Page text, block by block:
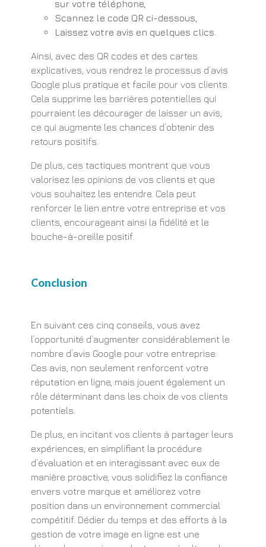
sur votre téléphone,
Scannez le code QR ci-dessous,
Laissez votre avis en quelques clics.
Ainsi, avec des QR codes et des cartes
explicatives, vous rendrez le processus d’avis
Google plus pratique et facile pour vos clients.
Cela supprime les barrières potentielles qui
pourraient les décourager de laisser un avis,
ce qui augmente les chances d’obtenir des
retours positifs.
De plus, ces tactiques montrent que vous
valorisez les opinions de vos clients et que
vous souhaitez les entendre. Cela peut
renforcer le lien entre votre entreprise et vos
clients, encourageant ainsi la fidélité et le
bouche-à-oreille positif.
Conclusion
En suivant ces cinq conseils, vous avez
l’opportunité d’augmenter considérablement le
nombre d’avis Google pour votre entreprise.
Ces avis, non seulement renforcent votre
réputation en ligne, mais jouent également un
rôle déterminant dans les choix de vos clients
potentiels.
De plus, en incitant vos clients à partager leurs
expériences, en simplifiant la procédure
d’évaluation et en interagissant avec eux de
manière proactive, vous solidifiez la confiance
envers votre marque et améliorez votre
position dans un environnement commercial
compétitif. Dédier du temps et des efforts à la
gestion de votre image en ligne est une